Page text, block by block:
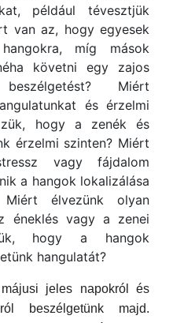
például tévesztjük
van az, hogy egyesek
míg mások
követni egy zajos
Miért
és érzelmi
hogy a zenék és
érzelmi szinten? Miért
vagy fájdalom
a hangok lokalizálása
élvezünk olyan
éneklés vagy a zenei
hogy a hangok
hangulatát?
jeles napokról és
beszélgetünk majd.